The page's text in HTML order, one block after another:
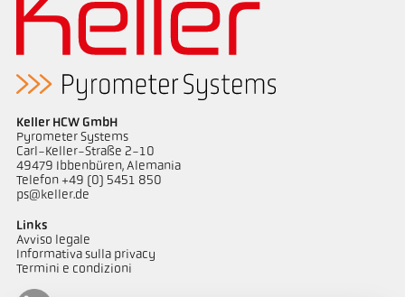
Keller HCW GmbH
Pyrometer Systems
Carl-Keller-Straße 2-10
49479 Ibbenbüren, Alemania
Telefon +49 (0) 5451 850
ps@keller.de
Links
Avviso legale
Informativa sulla privacy
Termini e condizioni